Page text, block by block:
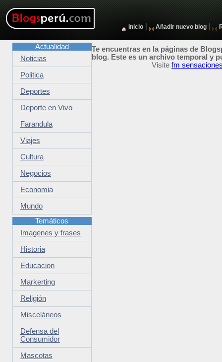
Inicio Añadir nuevo blog
Te encuentras en la páginas de
blog. Este es un archivo temporal y
Visite fm
Actualidad
Noticias
Politica
Deportes
Deporte en Vivo
Farandula
Viajes
Cultura
Negocios
Economia
Mundo
Temáticos
Imagenes y frases
Historia
Educacion
Markerting
Religión
Misceláneos
Defensa del
Consumidor
Mascotas